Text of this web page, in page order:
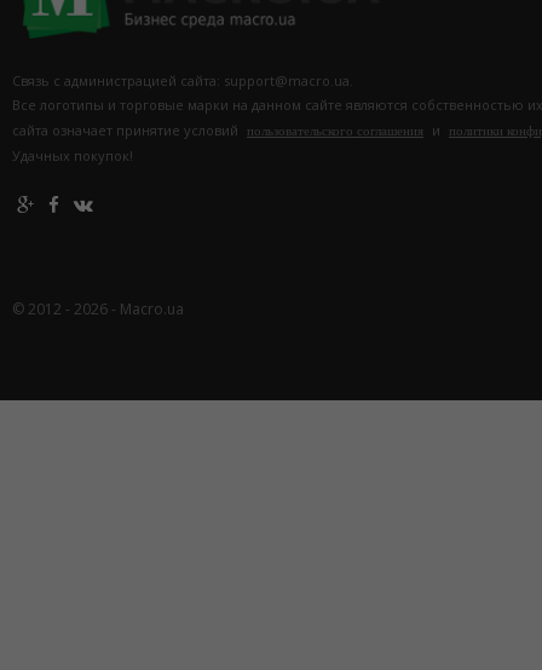
Связь с администрацией сайта: support@macro.ua.
Все логотипы и торговые марки на данном сайте являются собственностью
сайта означает принятие условий
пользовательского соглашения и политики
Удачных покупок!
© 2012 - 2026 - Macro.ua